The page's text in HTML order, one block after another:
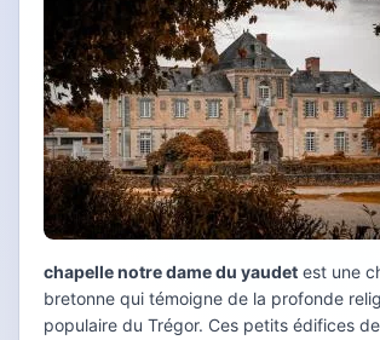
chapelle notre dame du yaudet est une
bretonne qui témoigne de la profonde
populaire du Trégor. Ces petits édifices